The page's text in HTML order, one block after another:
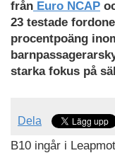
från Euro NCAP
23 testade
procentpoäng
starka fokus på
Dela
B10 ingår i